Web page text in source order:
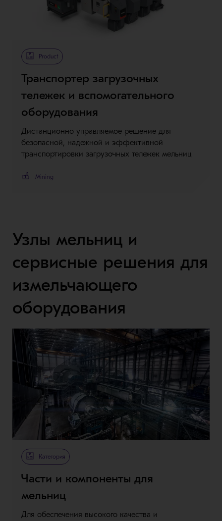
Metso Plus
Product
Транспортер загрузочных
тележек и вспомогательного
оборудования
Дистанционно управляемое решение для
безопасной, надежной и эффективной
транспортировки загрузочных тележек мельниц
Mining
Узлы мельниц и
сервисные решения для
измельчающего
оборудования
Категория
Части и компоненты для
мельниц
Для обеспечения высокого качества и